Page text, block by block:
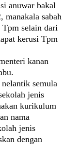
anuwar bakal
manakala sabah
Tpm selain dari
kerusi Tpm
kanan
semula
jenis
kurikulum
nama
jenis
dengan